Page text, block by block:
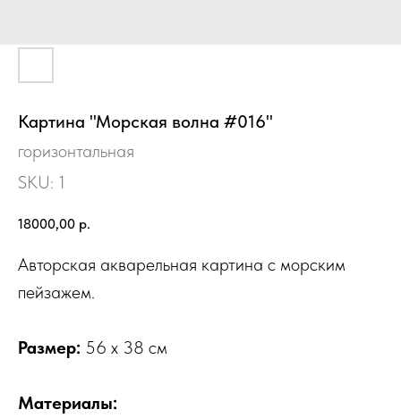
Картина "Морская волна #016"
горизонтальная
SKU: 1
18000,00 р.
Авторская акварельная картина с морским
пейзажем.
Размер: 56 х 38 см
Материалы: